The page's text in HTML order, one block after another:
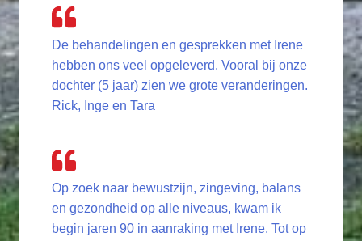
De behandelingen en gesprekken met Irene
hebben ons veel opgeleverd. Vooral bij onze
dochter (5 jaar) zien we grote veranderingen.
Rick, Inge en Tara
Op zoek naar bewustzijn, zingeving, balans
en gezondheid op alle niveaus, kwam ik
begin jaren 90 in aanraking met Irene. Tot op